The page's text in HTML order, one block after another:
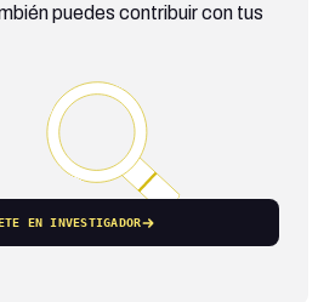
puedes contribuir con tus
EN INVESTIGADOR